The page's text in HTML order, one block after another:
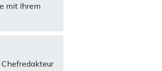
mit Ihrem